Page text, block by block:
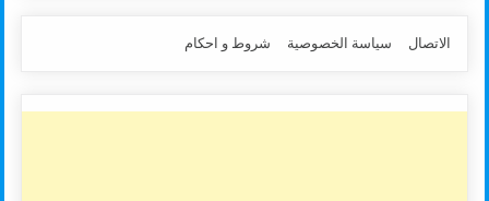
الاتصال سياسة الخصوصية شروط و احكام